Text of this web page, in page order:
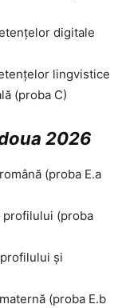
digitale
lingvistice
(proba C)
2026
(proba E.a
profilului (proba
și
(proba E.b